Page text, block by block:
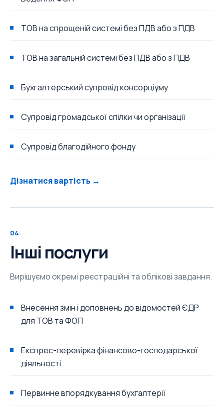
ТОВ на спрощеній системі без ПДВ або з ПДВ
ТОВ на загальній системі без ПДВ або з ПДВ
Бухгалтерський супровід консорціуму
Супровід громадської спілки чи організації
Супровід благодійного фонду
Дізнатися вартість →
04
Інші послуги
Вирішуємо окремі реєстраційні та облікові завдання.
Внесення змін і доповнень до відомостей ЄДР
для ТОВ та ФОП
Експрес-перевірка фінансово-господарської
діяльності
Первинне впорядкування бухгалтерії